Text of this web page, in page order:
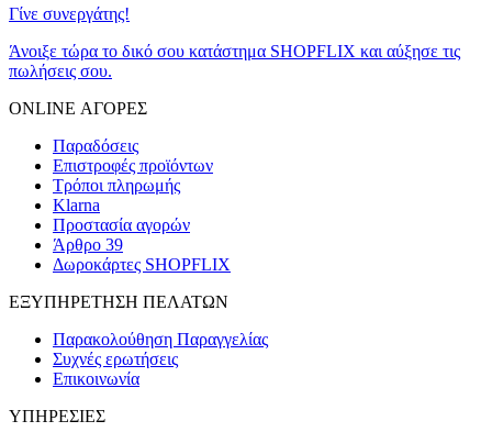
Γίνε συνεργάτης!
Άνοιξε τώρα το δικό σου κατάστημα SHOPFLIX και αύξησε τις
πωλήσεις σου.
ONLINE ΑΓΟΡΕΣ
Παραδόσεις
Επιστροφές προϊόντων
Τρόποι πληρωμής
Klarna
Προστασία αγορών
Άρθρο 39
Δωροκάρτες SHOPFLIX
ΕΞΥΠΗΡΕΤΗΣΗ ΠΕΛΑΤΩΝ
Παρακολούθηση Παραγγελίας
Συχνές ερωτήσεις
Επικοινωνία
ΥΠΗΡΕΣΙΕΣ